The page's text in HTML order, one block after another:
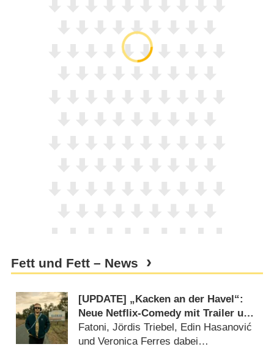
Fett und Fett – News
[UPDATE] „Kacken an der Havel“:
Neue Netflix-Comedy mit Trailer und
baldigen Starttermin
Fatoni, Jördis Triebel, Edin Hasanović
und Veronica Ferres dabei